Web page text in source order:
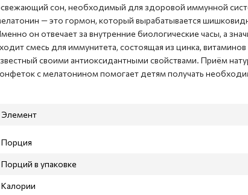
сон, необходимый для здоровой иммунной
— это гормон, который вырабатывается
он отвечает за внутренние биологические часы, а
смесь для иммунитета, состоящая из цинка,
своими антиоксидантными свойствами. Приём
с мелатонином помогает детям получать
Элемент
Порция
Порций в упаковке
Калории